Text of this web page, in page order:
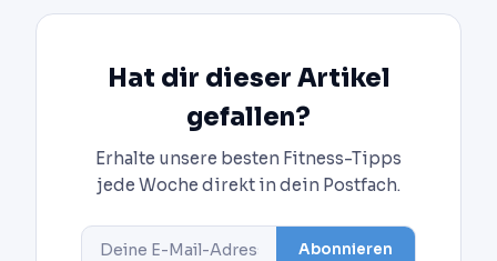
Hat dir dieser Artikel
gefallen?
Erhalte unsere besten Fitness-Tipps
jede Woche direkt in dein Postfach.
Abonnieren